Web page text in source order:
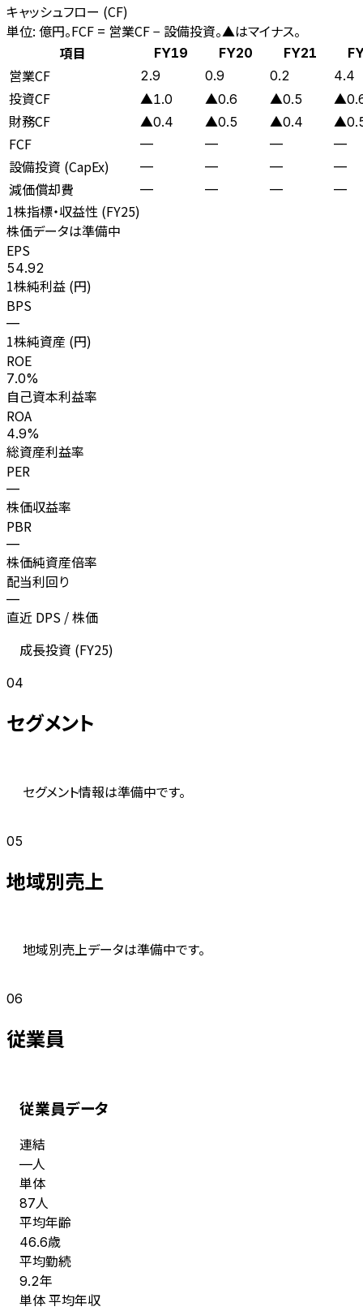
キャッシュフロー (CF)
単位: 億円。FCF = 営業CF − 設備投資。▲はマイナス。
項目
FY19 FY20 FY21
営業CF 2.9 0.9 0.2 4.4
投資CF ▲1.0 ▲0.6 ▲0.5
財務CF ▲0.4 ▲0.5 ▲0.4
FCF — — — —
設備投資 (CapEx) — — — —
減価償却費 — — — —
1株指標・収益性 (FY25)
株価データは準備中
EPS
54.92
1株純利益 (円)
BPS
—
1株純資産 (円)
ROE
7.0%
自己資本利益率
ROA
4.9%
総資産利益率
PER
—
株価収益率
PBR
—
株価純資産倍率
配当利回り
—
直近 DPS / 株価
成長投資 (FY25)
04
セグメント
セグメント情報は準備中です。
05
地域別売上
地域別売上データは準備中です。
06
従業員
従業員データ
連結
—人
単体
87人
平均年齢
46.6歳
平均勤続
9.2年
単体 平均年収